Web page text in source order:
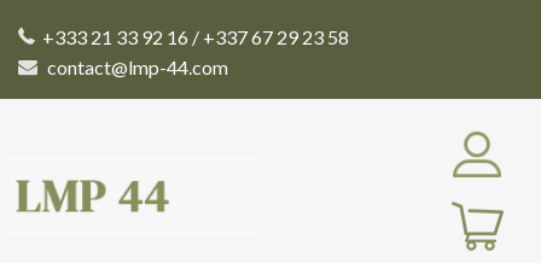
+333 21 33 92 16 / +337 67 29 23 58
contact@lmp-44.com